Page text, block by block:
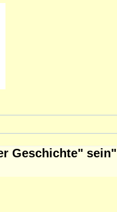
Geschichte" sein"